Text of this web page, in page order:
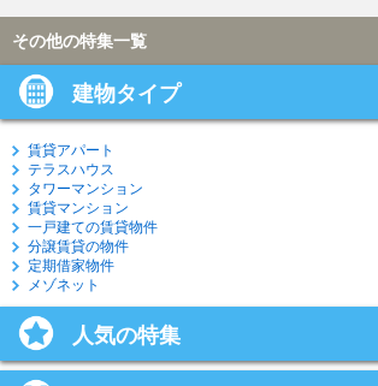
その他の特集一覧
建物タイプ
賃貸アパート
テラスハウス
タワーマンション
賃貸マンション
一戸建ての賃貸物件
分譲賃貸の物件
定期借家物件
メゾネット
人気の特集